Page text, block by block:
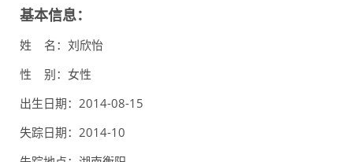
基本信息：
姓 名：刘欣怡
性 别：女性
出生日期：2014-08-15
失踪日期：2014-10